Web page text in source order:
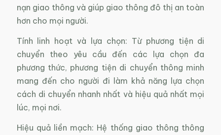
nạn giao thông và giúp giao thông đô thị an toàn
hơn cho mọi người.
Tính linh hoạt và lựa chọn: Từ phương tiện di
chuyển theo yêu cầu đến các lựa chọn đa
phương thức, phương tiện di chuyển thông minh
mang đến cho người đi làm khả năng lựa chọn
cách di chuyển nhanh nhất và hiệu quả nhất mọi
lúc, mọi nơi.
Hiệu quả liền mạch: Hệ thống giao thông thông